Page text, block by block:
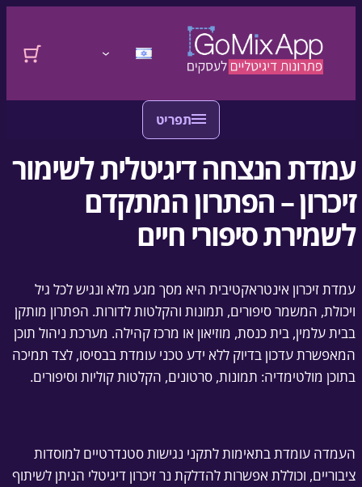
התחברות
עמדת הנצחה דיגיטלית לשימור
זיכרון – הפתרון המתקדם
לשמירת סיפורי חיים
עמדת זיכרון אינטראקטיבית היא מסך מגע מלא ונגיש לכל גיל
ויכולת, המשמר סיפורים, תמונות והקלטות לדורות. הפתרון מותקן
בבית עלמין, בית כנסת, מוזיאון או מרכז קהילה. מערכת ניהול תוכן
המאפשרת עדכון בדיוק ללא ידע טכני עומדת בבסיסו, לצד תמיכה
בתוכן מולטימדיה: תמונות, סרטונים, הקלטות קוליות וסיפורים.
העמדה עומדת בתאימות לתקני נגישות סטנדרטיים למוסדות
ציבוריים, וכוללת אפשרות להדלקת נר זיכרון דיגיטלי הניתן לשיתוף